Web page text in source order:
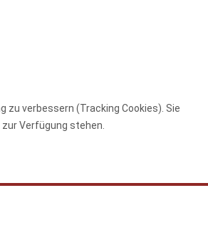
zu verbessern (Tracking Cookies). Sie
Verfügung stehen.